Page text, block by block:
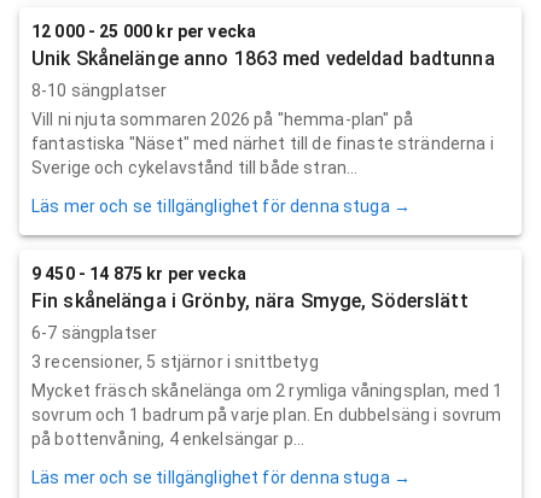
12 000 - 25 000 kr per vecka
Unik Skånelänge anno 1863 med vedeldad badtunna
8-10 sängplatser
Vill ni njuta sommaren 2026 på "hemma-plan" på
fantastiska "Näset" med närhet till de finaste stränderna i
Sverige och cykelavstånd till både stran...
Läs mer och se tillgänglighet för denna stuga →
9 450 - 14 875 kr per vecka
Fin skånelänga i Grönby, nära Smyge, Söderslätt
6-7 sängplatser
3 recensioner, 5 stjärnor i snittbetyg
Mycket fräsch skånelänga om 2 rymliga våningsplan, med 1
sovrum och 1 badrum på varje plan. En dubbelsäng i sovrum
på bottenvåning, 4 enkelsängar p...
Läs mer och se tillgänglighet för denna stuga →